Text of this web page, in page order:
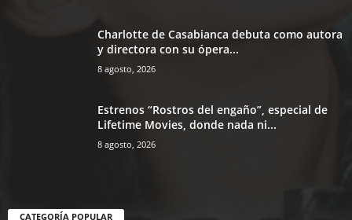
Charlotte de Casabianca debuta como autora
y directora con su ópera...
8 agosto, 2026
Estrenos “Rostros del engaño”, especial de
Lifetime Movies, donde nada ni...
8 agosto, 2026
CATEGORÍA POPULAR